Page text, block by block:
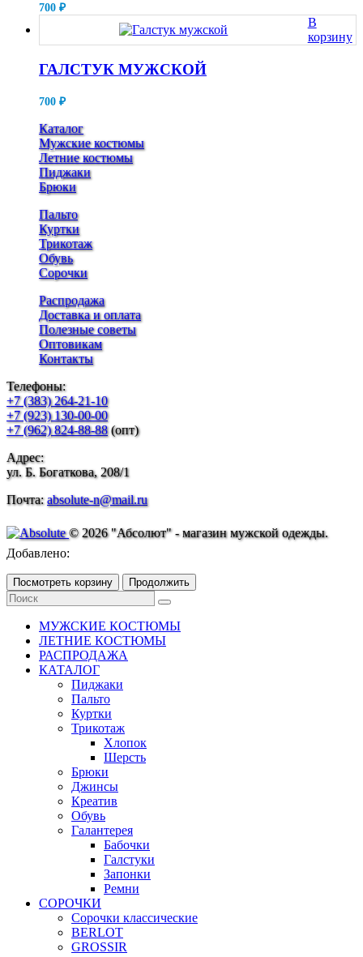
700 ₽
В
корзину
ГАЛСТУК МУЖСКОЙ
700 ₽
Каталог
Мужские костюмы
Летние костюмы
Пиджаки
Брюки
Пальто
Куртки
Трикотаж
Обувь
Сорочки
Распродажа
Доставка и оплата
Полезные советы
Оптовикам
Контакты
Телефоны:
+7 (383) 264-21-10
+7 (923) 130-00-00
+7 (962) 824-88-88(опт)
Адрес:
ул. Б. Богаткова, 208/1
Почта:absolute-n@mail.ru
© 2026 "Абсолют" - магазин мужской одежды.
Добавлено:
Посмотреть корзину Продолжить
МУЖСКИЕ КОСТЮМЫ
ЛЕТНИЕ КОСТЮМЫ
РАСПРОДАЖА
КАТАЛОГ
Пиджаки
Пальто
Куртки
Трикотаж
Хлопок
Шерсть
Брюки
Джинсы
Креатив
Обувь
Галантерея
Бабочки
Галстуки
Запонки
Ремни
СОРОЧКИ
Сорочки классические
BERLOT
GROSSIR